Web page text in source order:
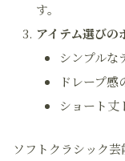
す。
アイテム選びの
シンプルな
ドレープ感
ショート丈
ソフトクラシック芸